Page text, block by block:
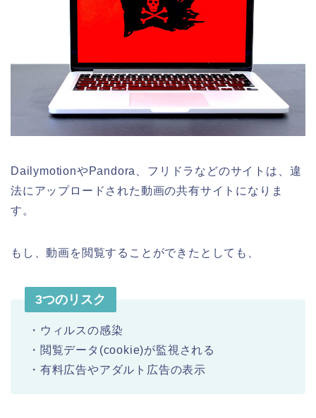
DailymotionやPandora、フリドラなどのサイトは、違
法にアップロードされた動画の共有サイトになりま
す。
もし、動画を閲覧することができたとしても、
3つのリスク
・ウィルスの感染
・閲覧データ(cookie)が監視される
・有料広告やアダルト広告の表示